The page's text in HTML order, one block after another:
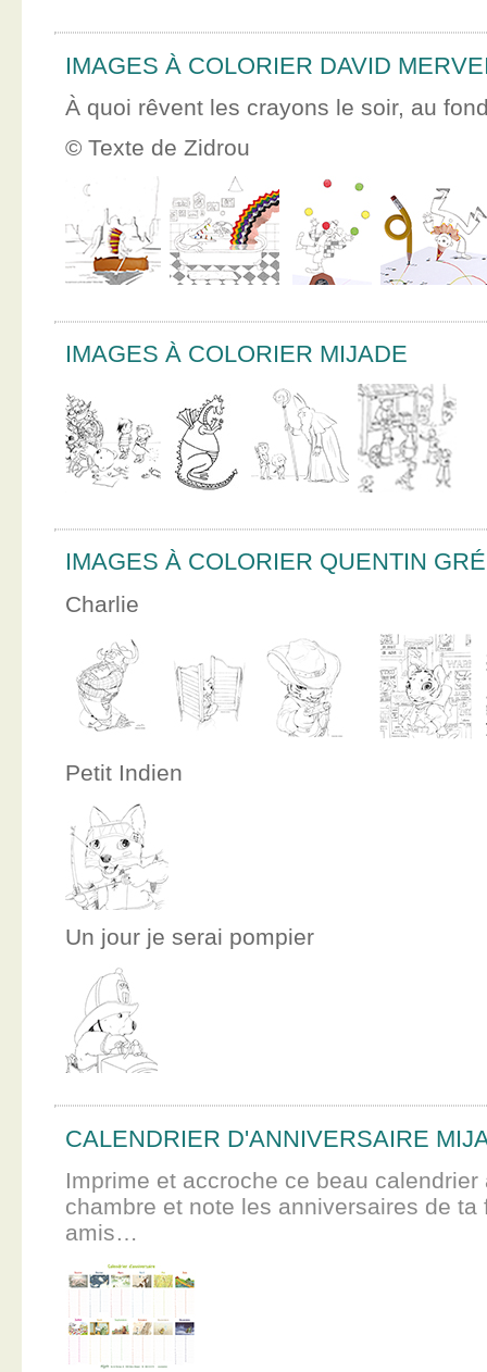
IMAGES À COLORIER DAVID
À quoi rêvent les crayons le soir, au
© Texte de Zidrou
IMAGES À COLORIER MIJADE
IMAGES À COLORIER QUENTIN
Charlie
Petit Indien
Un jour je serai pompier
CALENDRIER D'ANNIVERSAIRE
Imprime et accroche ce beau calendrier
chambre et note les anniversaires de ta
amis…